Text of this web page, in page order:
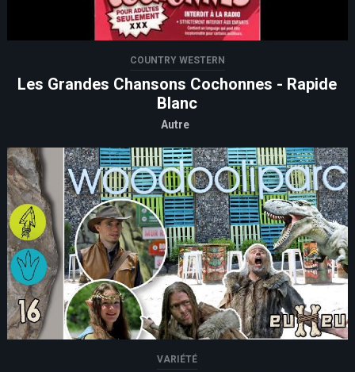
COUNTRY WESTERN
Les Grandes Chansons Cochonnes - Rapide
Blanc
Autre
VARIÉTÉ